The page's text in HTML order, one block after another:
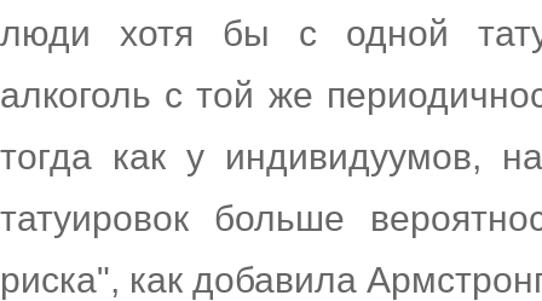
люди хотя бы с одной
алкоголь с той же
тогда как у индивидуумов,
татуировок больше
риска", как добавила